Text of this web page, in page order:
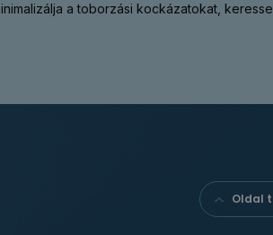
a toborzási kockázatokat,
Oldal